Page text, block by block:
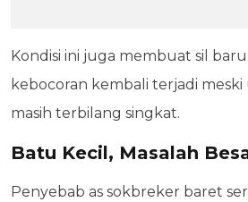
Kondisi ini juga membuat sil
kebocoran kembali terjadi
masih terbilang singkat.
Batu Kecil, Masalah
Penyebab as sokbreker baret